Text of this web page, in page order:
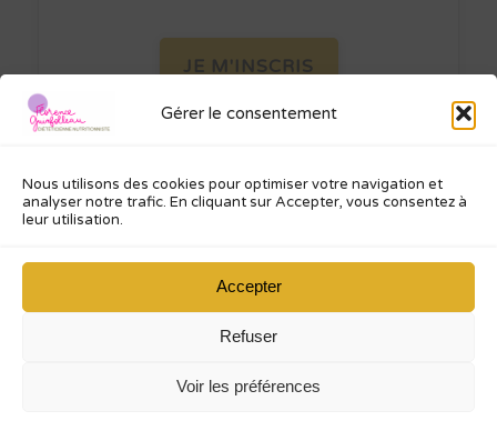
Gérer le consentement
Nous utilisons des cookies pour optimiser votre navigation et
analyser notre trafic. En cliquant sur Accepter, vous consentez à
leur utilisation.
Accepter
Refuser
Voir les préférences
Je ne spamme pas ! Consultez ma
d’informations.
Diététicienne Nutritionniste
Mentions légales Politique de confidentialité